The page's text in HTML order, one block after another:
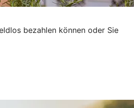
bezahlen können oder Sie